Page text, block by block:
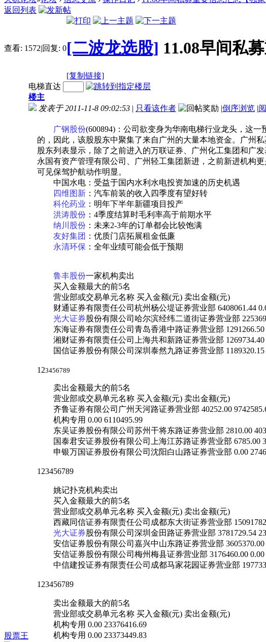
返回列表
查看: 1572|回复: 0[二波龙选股] 11.08早间私
[复制链接]
股票王
电梯直达
楼主
发表于 2011-11-8 09:02:53 | 只看该作者 |倒序浏览 |
广钢股份(600894)：公司欲变身为华南电梯行业龙头，这一
的，因此，该股股东中聚集了来自广州的大量本地资金。广州
股东列表显示，除了之前进入的万联证券、广州化工集团和广
永国有资产管理有限公司、广州轻工集团新进，之前新进机构更
可见保驾护航动作明显。
中国水电：受益于国内水利水电投资加速的历史机遇
四维图新 ：汽车前装的收入四季度有望好转
科伦药业 ：明年下半年新疆项目投产
洪涛股份 ：4季度结算时毛利率高于前期水平
纳川股份 ：未来2-3年的订单都会比较饱满
友好集团 ：优质门店拓展租金低廉
永清环保 ：全年业绩可能会低于预期
鲁丰股份一家机构卖出
买入金额最大的前5名
营业部或交易单元名称 买入金额(元) 卖出金额(元)
财通证券有限责任公司杭州杨公堤证券营业部 6408061.44
光大证券股份有限公司哈尔滨经纬二道街证券营业部
东海证券有限责任公司青岛香港中路证券营业部 1291266.50
湘财证券有限责任公司上海共和新路证券营业部 1269734.40
国信证券股份有限公司深圳泰然九路证券营业部 1189320.15
123456789
卖出金额最大的前5名
营业部或交易单元名称 买入金额(元) 卖出金额(元)
齐鲁证券有限公司广州天河路证券营业部 40252.00
机构专用 0.00 6110495.99
东吴证券股份有限公司苏州干将东路证券营业部 2810.00
国泰君安证券股份有限公司上海江苏路证券营业部 6785.00
申银万国证券股份有限公司沈阳白山路证券营业部 0.00
123456789
姚记扑克机构卖出
买入金额最大的前5名
营业部或交易单元名称 买入金额(元) 卖出金额(元)
西藏同信证券有限责任公司成都东大街证券营业部
光大证券股份有限公司深圳金田路证券营业部 3781729.54
安信证券股份有限公司嘉兴中山东路证券营业部 3605370.00
安信证券股份有限公司梅州梅县证券营业部 3176460.00 0.00
中信建投证券有限责任公司成都马家花园证券营业部
123456789
卖出金额最大的前5名
营业部或交易单元名称 买入金额(元) 卖出金额(元)
机构专用 0.00 23376416.69
机构专用 0.00 23373449.83